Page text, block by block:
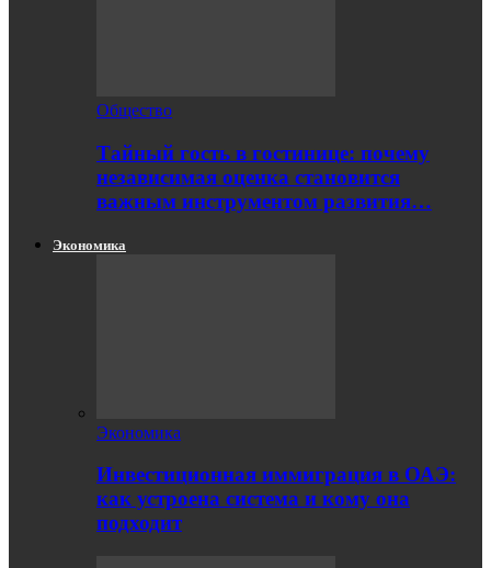
Общество
Тайный гость в гостинице: почему
независимая оценка становится
важным инструментом развития…
Экономика
Экономика
Инвестиционная иммиграция в ОАЭ:
как устроена система и кому она
подходит